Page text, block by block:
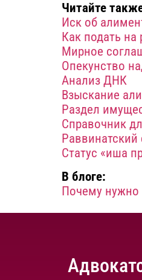
Читайте
Иск об
Как подать на
Мирное
Опекунство
Aнализ ДНК
Взыскание
Раздел
Справочник
Раввинатский
Статус «иша
В блоге:
Почему нужно